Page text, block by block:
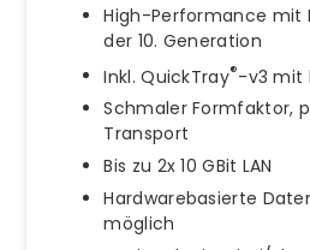
High-Performance mit
der 10. Generation
Inkl. QuickTray®-v3 mit
Schmaler Formfaktor,
Transport
Bis zu 2x 10 GBit LAN
Hardwarebasierte
möglich